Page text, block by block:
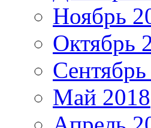
Ноябрь
Октябрь
Май 2018